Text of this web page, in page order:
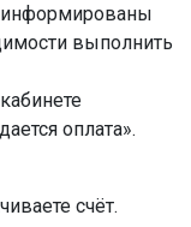
выполнить
оплата».
счёт.